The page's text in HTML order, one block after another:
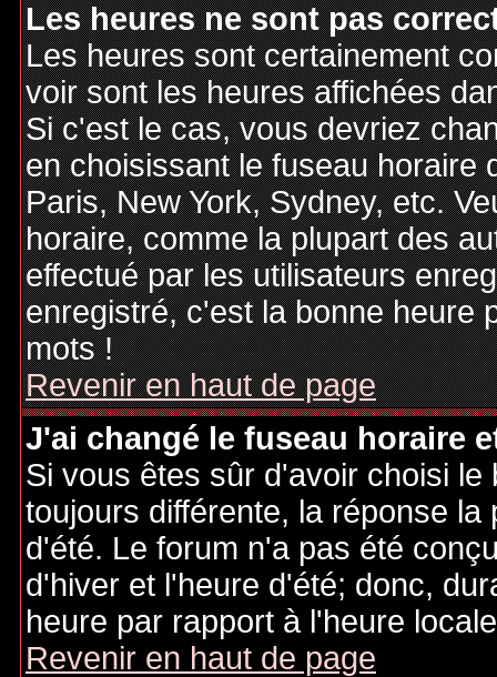
Les heures ne sont pas
Les heures sont certainement
voir sont les heures affichées
Si c'est le cas, vous devriez
en choisissant le fuseau horaire
Paris, New York, Sydney, etc.
horaire, comme la plupart des
effectué par les utilisateurs
enregistré, c'est la bonne heure
mots !
Revenir en haut de page
J'ai changé le fuseau horaire
Si vous êtes sûr d'avoir choisi
toujours différente, la réponse
d'été. Le forum n'a pas été
d'hiver et l'heure d'été; donc,
heure par rapport à l'heure
Revenir en haut de page